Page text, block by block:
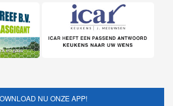
NU ONZE APP!